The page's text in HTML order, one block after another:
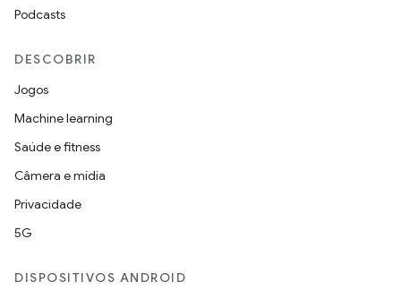
Podcasts
DESCOBRIR
Jogos
Machine learning
Saúde e fitness
Câmera e mídia
Privacidade
5G
DISPOSITIVOS ANDROID